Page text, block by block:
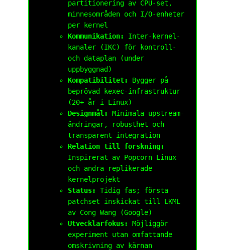
partitionering av CPU-set,
minnesområden och I/O-enheter
per kernel
Kommunikation: Inter-kernel-
kanaler (IKC) för kontroll-
och dataplan (under
uppbyggnad)
Kompatibilitet: Bygger på
beprövad kexec-infrastruktur
(20+ år i Linux)
Designmål: Minimala upstream-
ändringar, robusthet och
transparent integration
Relation till forskning:
Inspirerat av Popcorn Linux
och andra replikerade
kernelprojekt
Status: Tidig fas; första
patchset inskickat till LKML
av Cong Wang (Google)
Utvecklarfokus: Möjliggör
experiment utan omfattande
omskrivning av kärnan